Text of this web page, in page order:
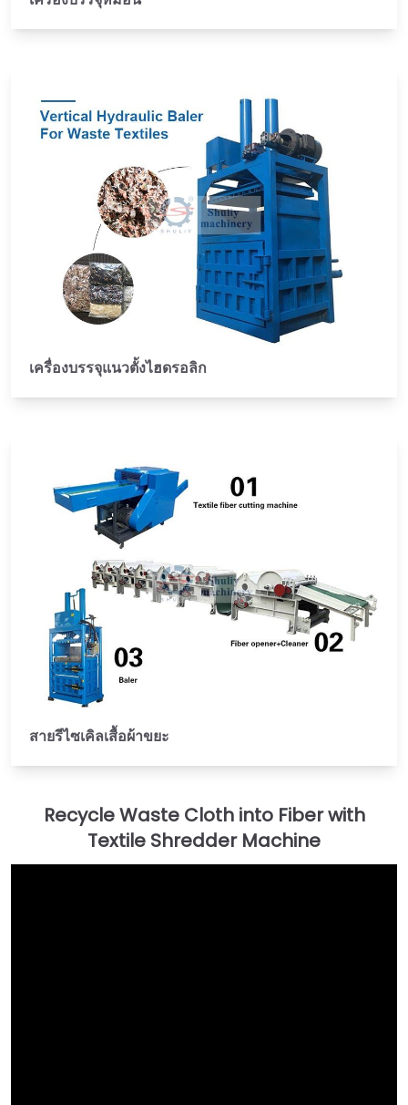
เครื่องบรรจุแนวตั้งไฮดรอลิก
สายรีไซเคิลเสื้อผ้าขยะ